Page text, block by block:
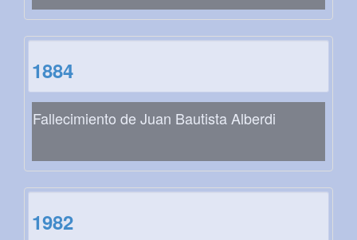
1884
Fallecimiento de Juan Bautista Alberdi
1982